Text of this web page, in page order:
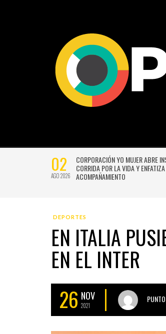
02
AGO 2026
CORPORACIÓN YO MUJER ABRE
CORRIDA POR LA VIDA Y
ACOMPAÑAMIENTO
DEPORTES
EN ITALIA
EN EL INTER
26 NOV
2021